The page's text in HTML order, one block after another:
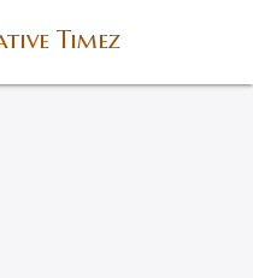
Timez